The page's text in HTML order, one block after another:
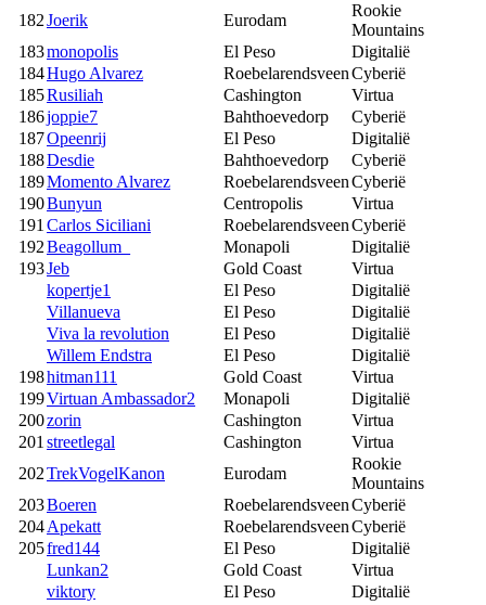
182Joerik Eurodam
Rookie
Mountains
183monopolis El Peso
Digitalië
184Hugo Alvarez RoebelarendsveenCyberië
185Rusiliah Cashington
Virtua
186joppie7 Bahthoevedorp
Cyberië
187Opeenrij El Peso
Digitalië
188Desdie Bahthoevedorp
Cyberië
189Momento Alvarez RoebelarendsveenCyberië
190Bunyun Centropolis
Virtua
191Carlos Siciliani RoebelarendsveenCyberië
192Beagollum_ Monapoli
Digitalië
193Jeb Gold Coast
Virtua
kopertje1
El Peso
Digitalië
Villanueva
El Peso
Digitalië
Viva la revolution
El Peso
Digitalië
Willem Endstra
El Peso
Digitalië
198hitman111 Gold Coast
Virtua
199Virtuan Ambassador2 Monapoli
Digitalië
200zorin Cashington
Virtua
201streetlegal Cashington
Virtua
202TrekVogelKanon Eurodam
Rookie
Mountains
203Boeren RoebelarendsveenCyberië
204Apekatt RoebelarendsveenCyberië
205fred144 El Peso
Digitalië
Lunkan2
Gold Coast
Virtua
viktory
El Peso
Digitalië